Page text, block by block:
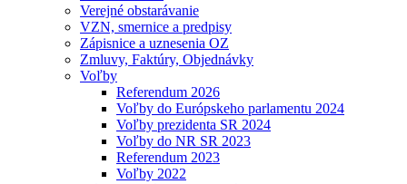
Verejné obstarávanie
VZN, smernice a predpisy
Zápisnice a uznesenia OZ
Zmluvy, Faktúry, Objednávky
Voľby
Referendum 2026
Voľby do Európskeho parlamentu 2024
Voľby prezidenta SR 2024
Voľby do NR SR 2023
Referendum 2023
Voľby 2022